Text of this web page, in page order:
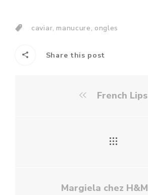
caviar,manucure, ongles
Share this post
French Lips
Margiela chez H&M